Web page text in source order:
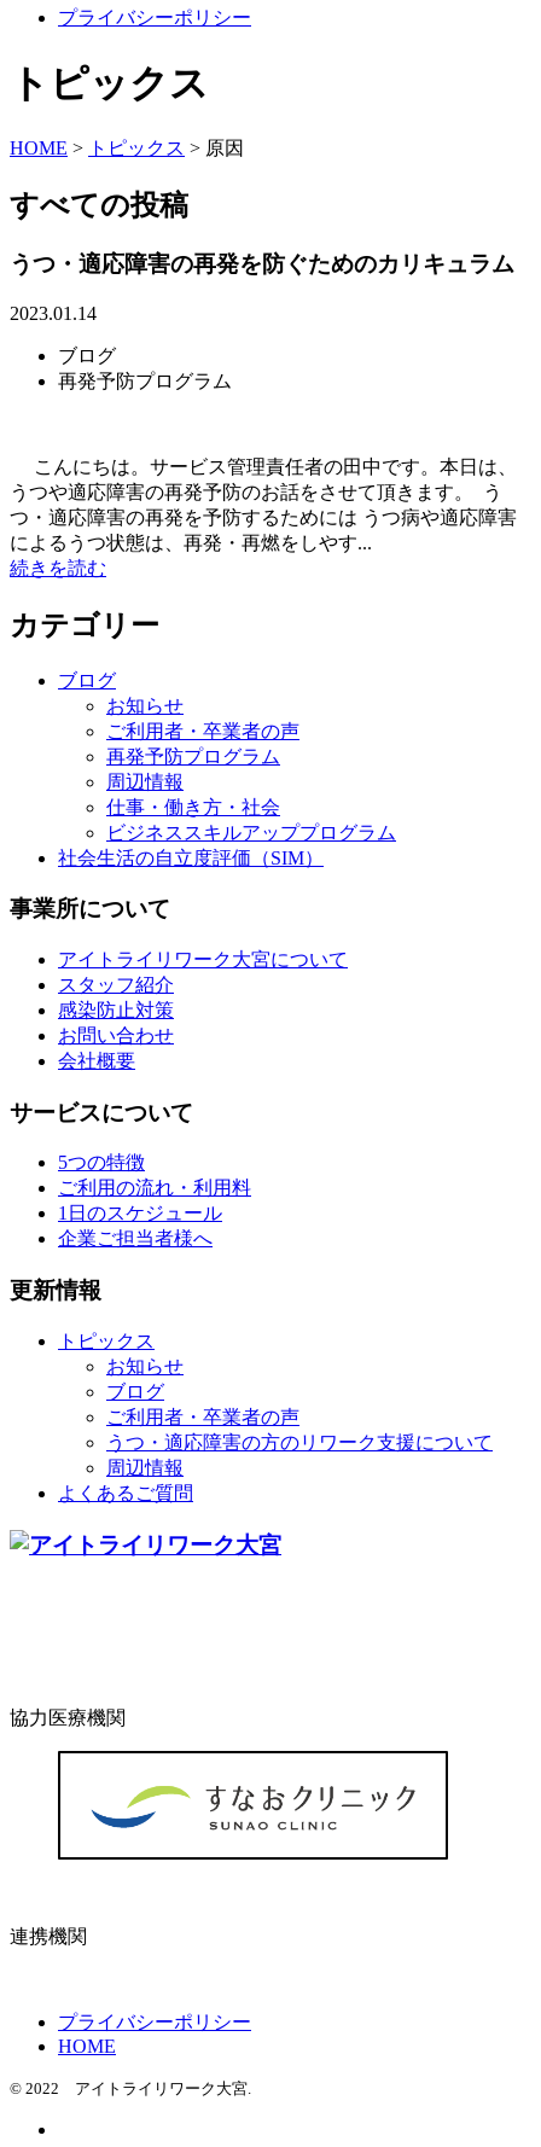
プライバシーポリシー
トピックス
HOME > トピックス > 原因
すべての投稿
うつ・適応障害の再発を防ぐためのカリキュラム
2023.01.14
ブログ
再発予防プログラム
こんにちは。サービス管理責任者の田中です。本日は、
うつや適応障害の再発予防のお話をさせて頂きます。 う
つ・適応障害の再発を予防するためには うつ病や適応障害
によるうつ状態は、再発・再燃をしやす...
続きを読む
カテゴリー
ブログ
お知らせ
ご利用者・卒業者の声
再発予防プログラム
周辺情報
仕事・働き方・社会
ビジネススキルアッププログラム
社会生活の自立度評価（SIM）
事業所について
アイトライリワーク大宮について
スタッフ紹介
感染防止対策
お問い合わせ
会社概要
サービスについて
5つの特徴
ご利用の流れ・利用料
1日のスケジュール
企業ご担当者様へ
更新情報
トピックス
お知らせ
ブログ
ご利用者・卒業者の声
うつ・適応障害の方のリワーク支援について
周辺情報
よくあるご質問
協力医療機関
連携機関
プライバシーポリシー
HOME
© 2022 アイトライリワーク大宮.